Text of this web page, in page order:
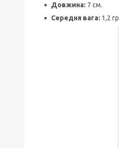
Довжина: 7 см.
Середня вага: 1,2